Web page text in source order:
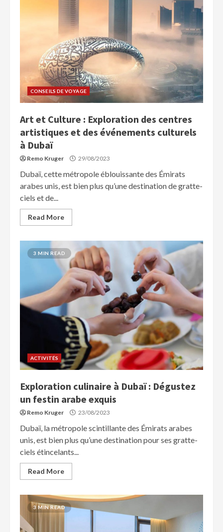
CONSEILS DE VOYAGE
Art et Culture : Exploration des centres
artistiques et des événements culturels
à Dubaï
Remo Kruger 29/08/2023
Dubaï, cette métropole éblouissante des Émirats
arabes unis, est bien plus qu’une destination de gratte-
ciels et de...
Read More
3 MIN READ
ACTIVITÉS
Exploration culinaire à Dubaï : Dégustez
un festin arabe exquis
Remo Kruger 23/08/2023
Dubaï, la métropole scintillante des Émirats arabes
unis, est bien plus qu’une destination pour ses gratte-
ciels étincelants...
Read More
3 MIN READ